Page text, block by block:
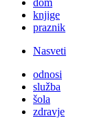
dom
knjige
praznik
Nasveti
odnosi
služba
šola
zdravje